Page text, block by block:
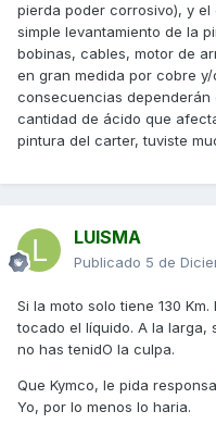
pierda poder corrosivo), y el
simple levantamiento de la
bobinas, cables, motor de
en gran medida por cobre
consecuencias dependerán
cantidad de ácido que
pintura del carter, tuviste
LUISMA
Publicado 5 de
Si la moto solo tiene 130
tocado el líquido. A la larga,
no has tenidO la culpa.
Que Kymco, le pida
Yo, por lo menos lo haria.